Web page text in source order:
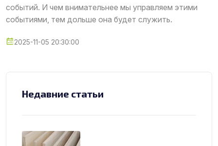
событий. И чем внимательнее мы управляем этими
событиями, тем дольше она будет служить.
2025-11-05 20:30:00
Недавние статьи